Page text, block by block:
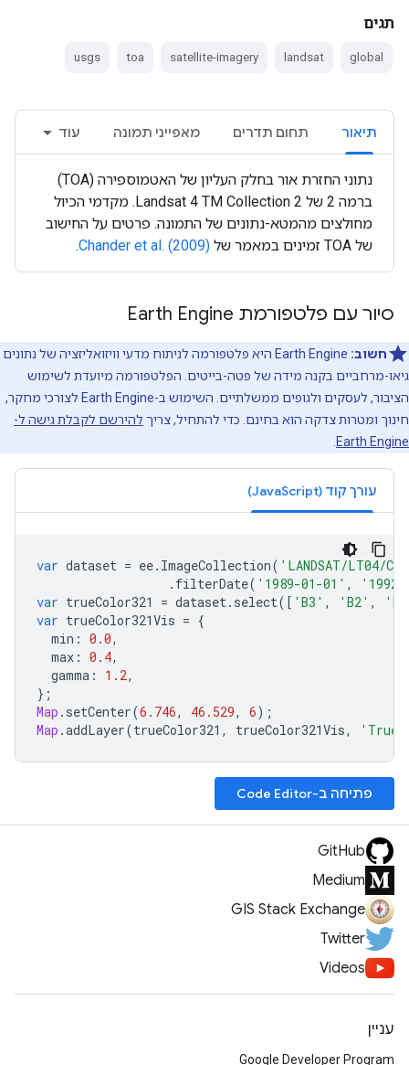
תגים
global
landsat
satellite-imagery
toa
usgs
תיאור תחום תדרים מאפייני תמונה עוד
נתוני החזרת אור בחלק העליון של האטמוספירה (TOA)
ברמה 2 של Landsat 4 TM Collection 2. מקדמי הכיול
מחולצים מהמטא-נתונים של התמונה. פרטים על החישוב
של TOA זמינים במאמר של
Chander et al. (2009)
.
סיור עם פלטפורמת Earth Engine
חשוב:
‫Earth Engine היא פלטפורמה לניתוח מדעי וויזואליזציה של נתונים
גיאו-מרחביים בקנה מידה של פטה-בייטים. הפלטפורמה מיועדת לשימוש
הציבור, לעסקים ולגופים ממשלתיים. השימוש ב-Earth Engine לצורכי מחקר,
חינוך ומטרות צדקה הוא בחינם. כדי להתחיל, צריך להירשם לקבלת גישה ל-
Earth Engine
עורך קוד (JavaScript)
var dataset = ee. ImageCollection( 'LANDSAT/LT04/
. filterDate( '1989-01-01' ,
var trueColor321 = dataset. select([ 'B3' , 'B2' ,
var trueColor321Vis = {
min : 0.0,
max : 0.4,
gamma : 1.2,
};
Map . setCenter(6.746, 46.529, 6);
Map .addLayer(trueColor321 , trueColor321Vis, 'True
פתיחה ב-Code Editor
GitHub
Medium
GIS Stack Exchange
Twitter
Videos
עניין
Google Developer Program